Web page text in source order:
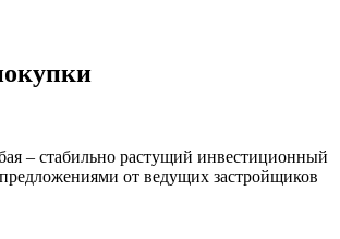
– стабильно растущий инвестиционный
от ведущих застройщиков